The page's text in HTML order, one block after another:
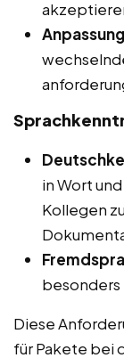
in Wort
Kollegen
Diese
für Pakete bei